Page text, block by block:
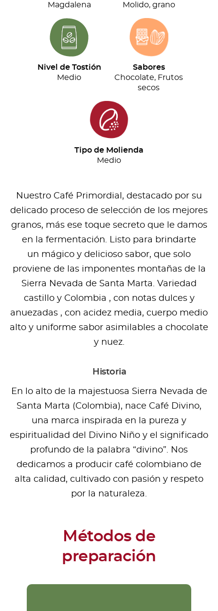
Magdalena
Molido, grano
Nivel de Tostión
Medio
Sabores
Chocolate, Frutos
secos
Tipo de Molienda
Medio
Nuestro Café Primordial, destacado por su
delicado proceso de selección de los mejores
granos, más ese toque secreto que le damos
en la fermentación. Listo para brindarte
un mágico y delicioso sabor, que solo
proviene de las imponentes montañas de la
Sierra Nevada de Santa Marta. Variedad
castillo y Colombia , con notas dulces y
anuezadas , con acidez media, cuerpo medio
alto y uniforme sabor asimilables a chocolate
y nuez.
Historia
En lo alto de la majestuosa Sierra Nevada de
Santa Marta (Colombia), nace Café Divino,
una marca inspirada en la pureza y
espiritualidad del Divino Niño y el significado
profundo de la palabra “divino”. Nos
dedicamos a producir café colombiano de
alta calidad, cultivado con pasión y respeto
por la naturaleza.
Métodos de
preparación